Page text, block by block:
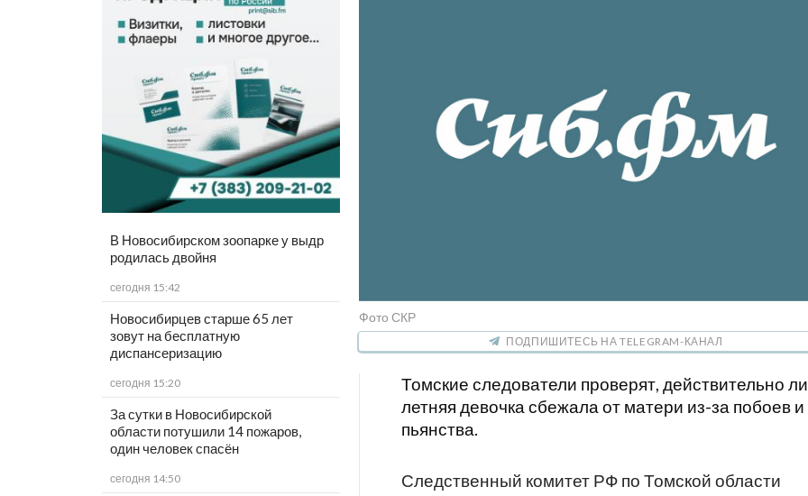
В Новосибирском зоопарке у выдр
родилась двойня
сегодня 15:42
Новосибирцев старше 65 лет
зовут на бесплатную
диспансеризацию
сегодня 15:20
За сутки в Новосибирской
области потушили 14 пожаров,
один человек спасён
сегодня 14:50
Фото СКР
ПОДПИШИТЕСЬ НА TELEGRAM-КАНАЛ
Томские следователи проверят, действительно
летняя девочка сбежала от матери из-за побоев и
пьянства.
Следственный комитет РФ по Томской области